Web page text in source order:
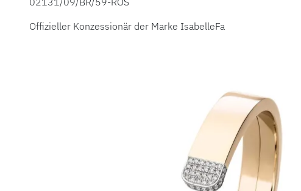
Offizieller Konzessionär der Marke IsabelleFa